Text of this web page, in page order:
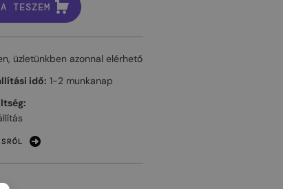
TESZEM
üzletünkben azonnal elérhető
idő: 1-2 munkanap